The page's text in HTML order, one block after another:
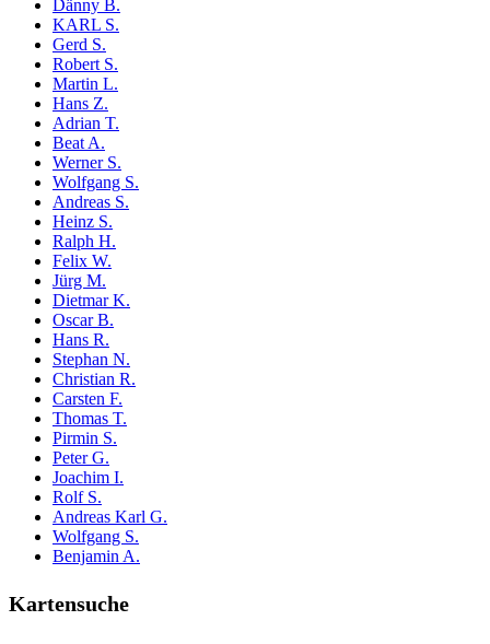
Dänny B.
KARL S.
Gerd S.
Robert S.
Martin L.
Hans Z.
Adrian T.
Beat A.
Werner S.
Wolfgang S.
Andreas S.
Heinz S.
Ralph H.
Felix W.
Jürg M.
Dietmar K.
Oscar B.
Hans R.
Stephan N.
Christian R.
Carsten F.
Thomas T.
Pirmin S.
Peter G.
Joachim I.
Rolf S.
Andreas Karl G.
Wolfgang S.
Benjamin A.
Kartensuche